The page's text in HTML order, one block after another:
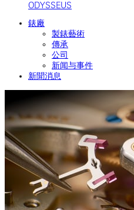
ODYSSEUS
錶廠
製錶藝術
傳承
公司
新闻与事件
新聞消息